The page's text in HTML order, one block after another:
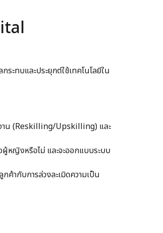
ะทบและประยุกต์ใช้เทคโนโลยีใน
น (Reskilling/Upskilling) และ
ผู้หญิงหรือไม่ และจะออกแบบระบบ
ค้ากับการล่วงละเมิดความเป็น